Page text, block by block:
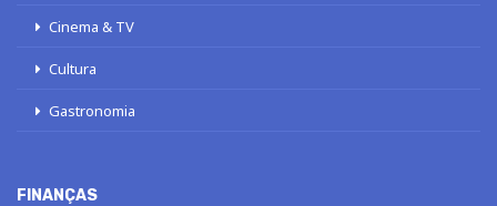
Cinema & TV
Cultura
Gastronomia
FINANÇAS